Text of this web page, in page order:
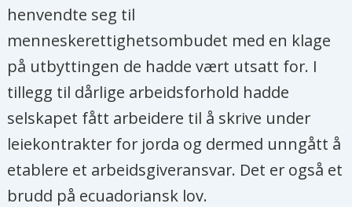
henvendte seg til
menneskerettighetsombudet med en klage
på utbyttingen de hadde vært utsatt for. I
tillegg til dårlige arbeidsforhold hadde
selskapet fått arbeidere til å skrive under
leiekontrakter for jorda og dermed unngått å
etablere et arbeidsgiveransvar. Det er også et
brudd på ecuadoriansk lov.